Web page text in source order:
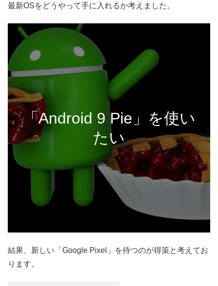
最新OSをどうやって手に入れるか考えました。
「Android 9 Pie」を使い
たい
結果、新しい「Google Pixel」を待つのが得策と考えてお
ります。